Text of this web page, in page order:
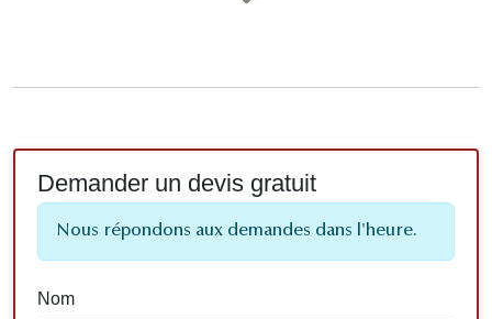
Demander un devis gratuit
Nous répondons aux demandes dans l'heure.
Nom